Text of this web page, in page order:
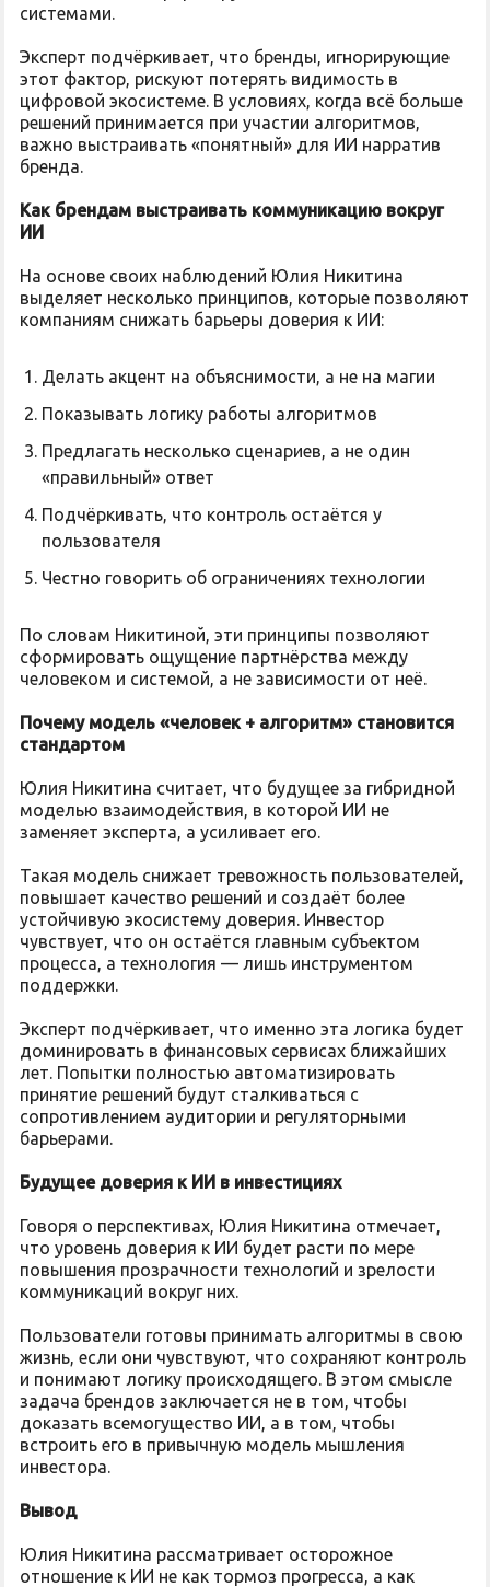
системами.
Эксперт подчёркивает, что бренды, игнорирующие
этот фактор, рискуют потерять видимость в
цифровой экосистеме. В условиях, когда всё больше
решений принимается при участии алгоритмов,
важно выстраивать «понятный» для ИИ нарратив
бренда.
Как брендам выстраивать коммуникацию вокруг
ИИ
На основе своих наблюдений Юлия Никитина
выделяет несколько принципов, которые позволяют
компаниям снижать барьеры доверия к ИИ:
Делать акцент на объяснимости, а не на магии
Показывать логику работы алгоритмов
Предлагать несколько сценариев, а не один
«правильный» ответ
Подчёркивать, что контроль остаётся у
пользователя
Честно говорить об ограничениях технологии
По словам Никитиной, эти принципы позволяют
сформировать ощущение партнёрства между
человеком и системой, а не зависимости от неё.
Почему модель «человек + алгоритм» становится
стандартом
Юлия Никитина считает, что будущее за гибридной
моделью взаимодействия, в которой ИИ не
заменяет эксперта, а усиливает его.
Такая модель снижает тревожность пользователей,
повышает качество решений и создаёт более
устойчивую экосистему доверия. Инвестор
чувствует, что он остаётся главным субъектом
процесса, а технология — лишь инструментом
поддержки.
Эксперт подчёркивает, что именно эта логика будет
доминировать в финансовых сервисах ближайших
лет. Попытки полностью автоматизировать
принятие решений будут сталкиваться с
сопротивлением аудитории и регуляторными
барьерами.
Будущее доверия к ИИ в инвестициях
Говоря о перспективах, Юлия Никитина отмечает,
что уровень доверия к ИИ будет расти по мере
повышения прозрачности технологий и зрелости
коммуникаций вокруг них.
Пользователи готовы принимать алгоритмы в свою
жизнь, если они чувствуют, что сохраняют контроль
и понимают логику происходящего. В этом смысле
задача брендов заключается не в том, чтобы
доказать всемогущество ИИ, а в том, чтобы
встроить его в привычную модель мышления
инвестора.
Вывод
Юлия Никитина рассматривает осторожное
отношение к ИИ не как тормоз прогресса, а как